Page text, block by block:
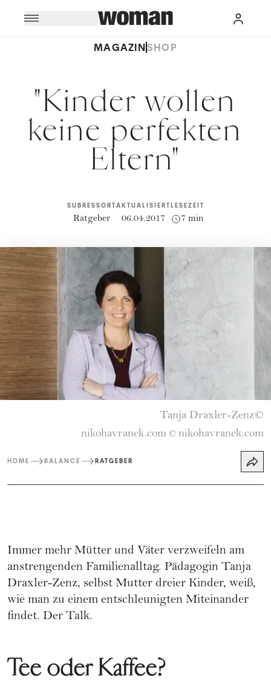
MAGAZINSHOP
"Kinder wollen
keine perfekten
Eltern"
SUBRESSORT
Ratgeber
AKTUALISIERT
06.04.2017
LESEZEIT
7 min
Tanja Draxler-Zenz©
nikohavranek.com © nikohavranek.com
HOME BALANCE RATGEBER
Immer mehr Mütter und Väter verzweifeln am
anstrengenden Familienalltag. Pädagogin Tanja
Draxler-Zenz, selbst Mutter dreier Kinder, weiß,
wie man zu einem entschleunigten Miteinander
findet. Der Talk.
Tee oder Kaffee?